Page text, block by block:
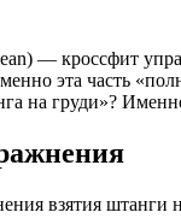
— кроссфит
эта часть
на груди»?
взятия штанги